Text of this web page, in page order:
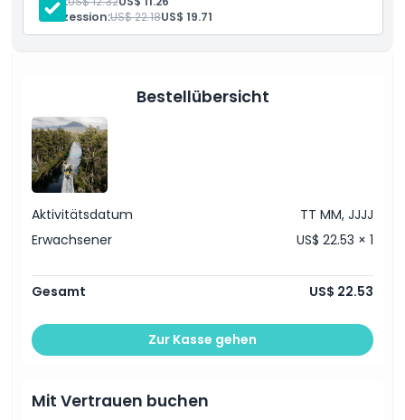
bewahren.
Inklusivleistungen
Richtlinie für Kinder und Erwachsene
Öffnungszeiten
Dinge, die Sie wissen sollten
Ort
Konzession:US$ 22.18US$ 19.71
Bestellübersicht
Aktivitätsdatum
TT MM, JJJJ
Erwachsener
US$ 22.53 × 1
Gesamt US$ 22.53
Zur Kasse gehen
Mit Vertrauen buchen